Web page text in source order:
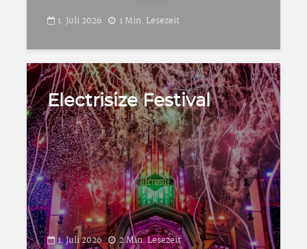
1. Juli 2026 1 Min. Lesezeit
Electrisize Festival
1. Juli 2026 2 Min. Lesezeit